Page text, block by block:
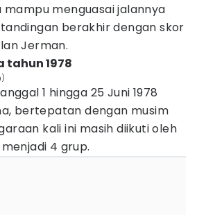
menguasai jalannya
berakhir dengan skor
Jerman.
tahun 1978
1 hingga 25 Juni 1978
bertepatan dengan musim
kali ini masih diikuti oleh
4 grup.